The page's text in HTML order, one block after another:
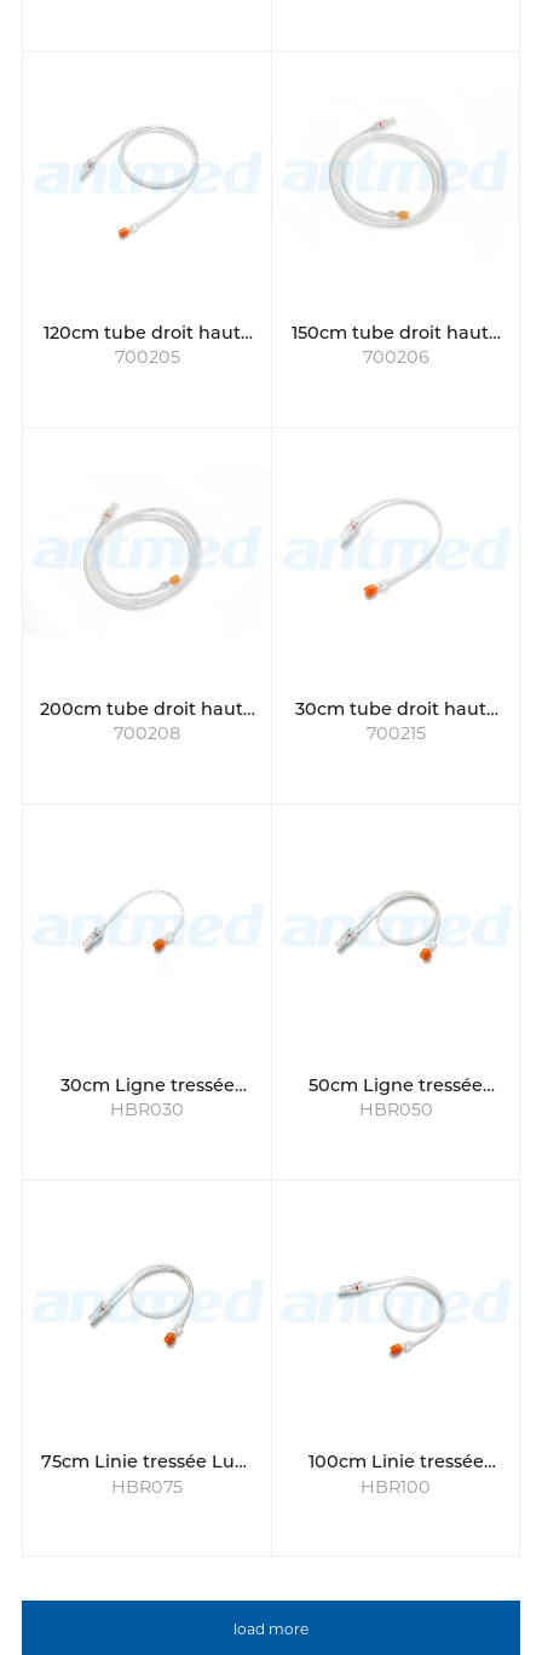
120cm tube droit haute
pression
700205
150cm tube droit haute
pression
700206
200cm tube droit haute
pression
700208
30cm tube droit haute
pression
700215
30cm Ligne tressée
Luer tournante
HBR030
50cm Ligne tressée
Luer tournante
HBR050
75cm Linie tressée Luer
tournante
HBR075
100cm Linie tressée
Luer tournante
HBR100
load more